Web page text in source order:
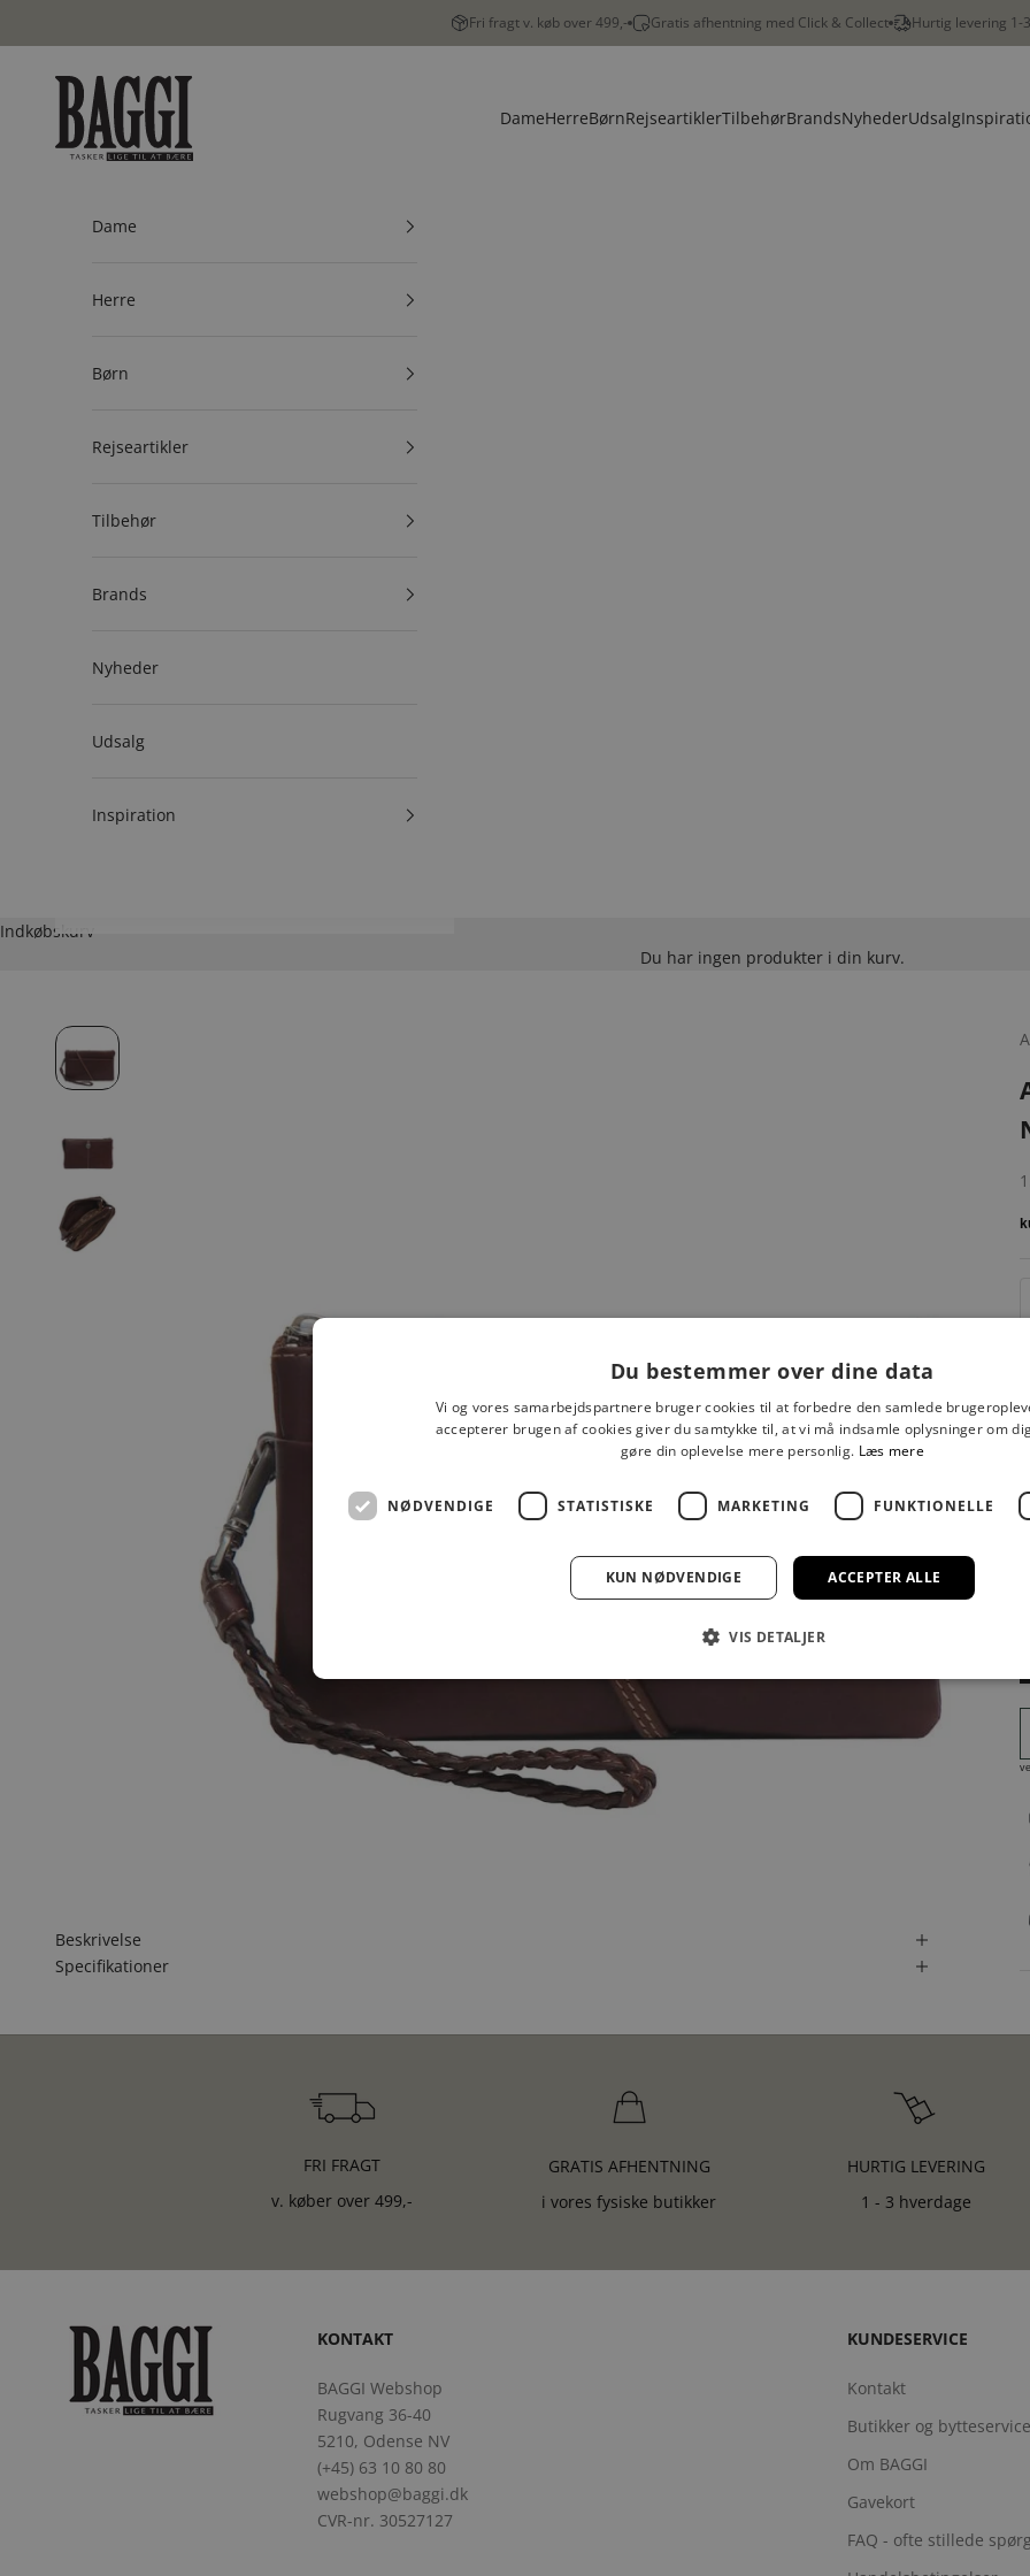
Fri fragt v. køb over 499,- Gratis afhentning med Click & Collect Hurtig levering 1-
BAGGI
DameHerreBørnRejseartiklerTilbehørBrandsNyhederUdsalg
Dame
Herre
Børn
Rejseartikler
Tilbehør
Brands
Nyheder
Udsalg
Inspiration
Indkøbskurv
Du har ingen produkter i din kurv.
Beskrivelse
Specifikationer
FRI FRAGT
v. køber over 499,-
GRATIS AFHENTNING
i vores fysiske butikker
HURTIG LEVERING
1 - 3 hverdage
KONTAKT
BAGGI Webshop
Rugvang 36-40
5210, Odense NV
(+45) 63 10 80 80
webshop@baggi.dk
CVR-nr. 30527127
KUNDESERVICE
Kontakt
Butikker og bytteservice
Om BAGGI
Gavekort
FAQ - ofte stillede
Du bestemmer over dine data
Vi og vores samarbejdspartnere bruger cookies til at forbedre den samlede
accepterer brugen af cookies giver du samtykke til, at vi må indsamle oplysninger om
gøre din oplevelse mere personlig. Læs mere
NØDVENDIGE STATISTISKE MARKETING FUNKTIONELLE
ACCEPTER ALLE
KUN NØDVENDIGE
VIS DETALJER